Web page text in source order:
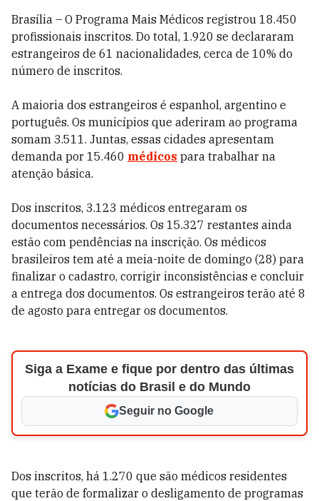
Brasília – O Programa Mais Médicos registrou 18.450
profissionais inscritos. Do total, 1.920 se declararam
estrangeiros de 61 nacionalidades, cerca de 10% do
número de inscritos.
A maioria dos estrangeiros é espanhol, argentino e
português. Os municípios que aderiram ao programa
somam 3.511. Juntas, essas cidades apresentam
demanda por 15.460 médicos para trabalhar na
atenção básica.
Dos inscritos, 3.123 médicos entregaram os
documentos necessários. Os 15.327 restantes ainda
estão com pendências na inscrição. Os médicos
brasileiros tem até a meia-noite de domingo (28) para
finalizar o cadastro, corrigir inconsistências e concluir
a entrega dos documentos. Os estrangeiros terão até 8
de agosto para entregar os documentos.
Siga a Exame e fique por dentro das últimas
notícias do Brasil e do Mundo
Seguir no Google
Dos inscritos, há 1.270 que são médicos residentes
que terão de formalizar o desligamento de programas